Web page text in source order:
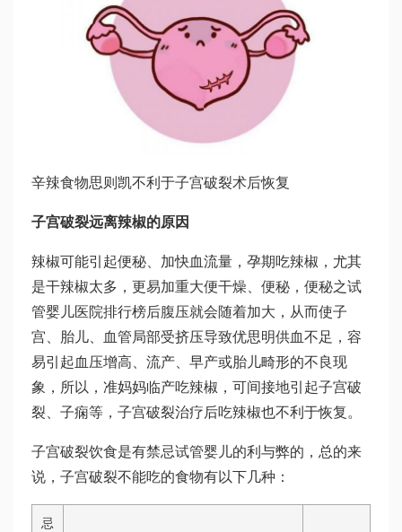
辛辣食物思则凯不利于子宫破裂术后恢复
子宫破裂远离辣椒的原因
辣椒可能引起便秘、加快血流量，孕期吃辣椒，尤其
是干辣椒太多，更易加重大便干燥、便秘，便秘之试
管婴儿医院排行榜后腹压就会随着加大，从而使子
宫、胎儿、血管局部受挤压导致优思明供血不足，容
易引起血压增高、流产、早产或胎儿畸形的不良现
象，所以，准妈妈临产吃辣椒，可间接地引起子宫破
裂、子痫等，子宫破裂治疗后吃辣椒也不利于恢复。
子宫破裂饮食是有禁忌试管婴儿的利与弊的，总的来
说，子宫破裂不能吃的食物有以下几种：
忌